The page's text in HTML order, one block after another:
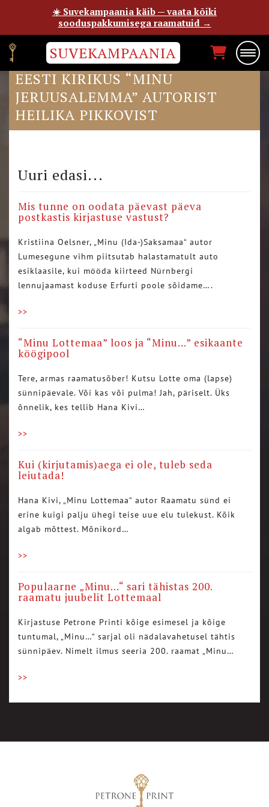
SUVEKAMPAANIA
JUUNE HOLVANDUS KIRJUTAB
EESTI KIRIKUS “MINU
JERUUSALEMMA” AUTORIST
HEILIKA PIKKOVIST
Uuri edasi...
Mis tunne on oodata päevast päeva
postkastis kirjastuse vastust?
Kristiina Oelsner, „Minu (Ida-)Saksamaa“ autor
Lumesegune vihm piitsutab halastamatult auto
esiklaasile, kui mööda kiirteed Nürnbergi
lennujaamast koduse Erfurti poole sõidame….
>>
“Minu Lottemaa” loos ja “Minu…” esikaante
köögipool
Tere, armas raamatusõber! Kutsu Lotte oma (lapse)
sünnipäevale. Või kas või pulma! Jah, päriselt. Üks
õnnelik, kes tellib Hana Kivi…
>>
Kui (kirjutamis)aega ei ole, tuleb seda
leiutada!
Hana Kivi, „Minu Lottemaa“ autor Raamatu sünd ei
erine kuigi palju ühegi teise uue elu tulekust. Kõik
algab mõttest. Mõnikord…
>>
Populaarne „Minu…“ sari tähistas 200.
raamatu juubelit Lottemaal
Kirjastuse Petrone Printi kõige esimesel ja kõige
tuntumal, „Minu…“ sarjal oli nädalavahetusel tähtis
sünnipäev. Nimelt ilmus seeria 200. raamat „Minu…
>>
☀️ Suvekampaania käib — vaata kõiki
sooduspakkumisega raamatuid →